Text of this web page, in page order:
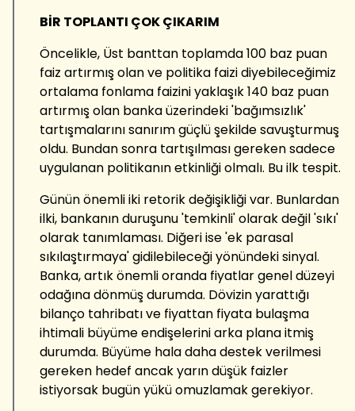
BİR TOPLANTI ÇOK ÇIKARIM
Öncelikle, Üst banttan toplamda 100 baz puan
faiz artırmış olan ve politika faizi diyebileceğimiz
ortalama fonlama faizini yaklaşık 140 baz puan
artırmış olan banka üzerindeki 'bağımsızlık'
tartışmalarını sanırım güçlü şekilde savuşturmuş
oldu. Bundan sonra tartışılması gereken sadece
uygulanan politikanın etkinliği olmalı. Bu ilk tespit.
Günün önemli iki retorik değişikliği var. Bunlardan
ilki, bankanın duruşunu 'temkinli' olarak değil 'sıkı'
olarak tanımlaması. Diğeri ise 'ek parasal
sıkılaştırmaya' gidilebileceği yönündeki sinyal.
Banka, artık önemli oranda fiyatlar genel düzeyi
odağına dönmüş durumda. Dövizin yarattığı
bilanço tahribatı ve fiyattan fiyata bulaşma
ihtimali büyüme endişelerini arka plana itmiş
durumda. Büyüme hala daha destek verilmesi
gereken hedef ancak yarın düşük faizler
istiyorsak bugün yükü omuzlamak gerekiyor.